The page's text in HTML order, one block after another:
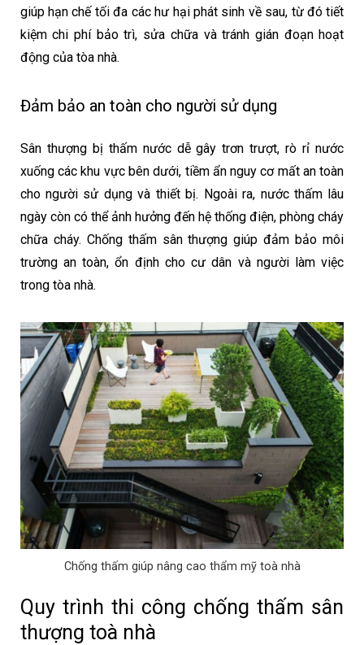
giúp hạn chế tối đa các hư hại phát sinh về sau, từ đó tiết
kiệm chi phí bảo trì, sửa chữa và tránh gián đoạn hoạt
động của tòa nhà.
Đảm bảo an toàn cho người sử dụng
Sân thượng bị thấm nước dễ gây trơn trượt, rò rỉ nước
xuống các khu vực bên dưới, tiềm ẩn nguy cơ mất an toàn
cho người sử dụng và thiết bị. Ngoài ra, nước thấm lâu
ngày còn có thể ảnh hưởng đến hệ thống điện, phòng cháy
chữa cháy. Chống thấm sân thượng giúp đảm bảo môi
trường an toàn, ổn định cho cư dân và người làm việc
trong tòa nhà.
Chống thấm giúp nâng cao thẩm mỹ toà nhà
Quy trình thi công chống thấm sân
thượng toà nhà